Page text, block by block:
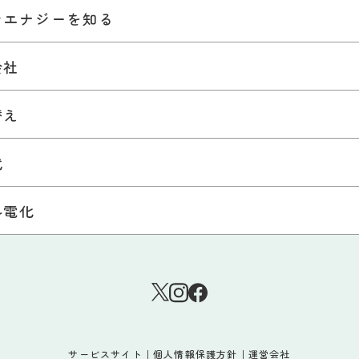
ナジーを知る
化
サービスサイト ｜ 個人情報保護方針 ｜ 運営会社